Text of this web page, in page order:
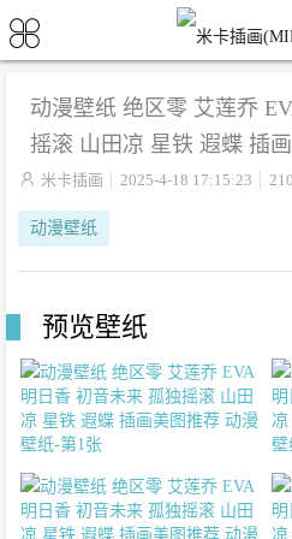
动漫壁纸 绝区零 艾莲乔
摇滚 山田凉 星铁 遐蝶 插
 米卡插画 2025-4-18 17:15:23
动漫壁纸
预览壁纸